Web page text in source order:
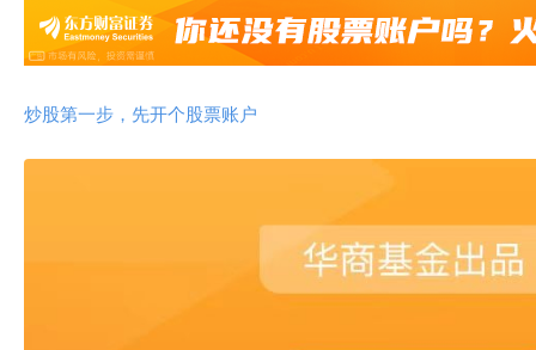
炒股第一步，先开个股票账户